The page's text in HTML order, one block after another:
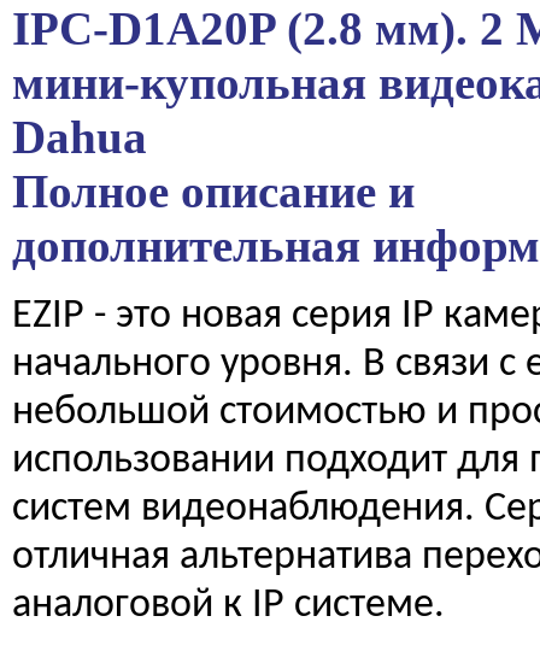
IPC-D1A20P (2.8 мм). 2
мини-купольная
Dahua
Полное описание и
дополнительная
EZIP - это новая серия IP
начального уровня. В связи с
небольшой стоимостью и
использовании подходит для
систем видеонаблюдения.
отличная альтернатива
аналоговой к IP системе.